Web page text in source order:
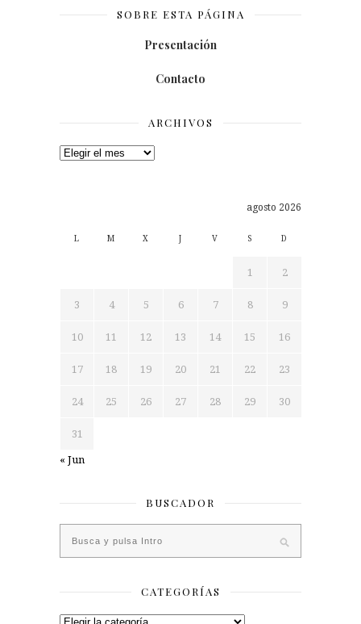
SOBRE ESTA PÁGINA
Presentación
Contacto
ARCHIVOS
Archivos
agosto 2026
L M X J V S D
1 2
3 4 5 6 7 8 9
10 11 12 13 14 15 16
17 18 19 20 21 22 23
24 25 26 27 28 29 30
31
« Jun
BUSCADOR
CATEGORÍAS
Categorías